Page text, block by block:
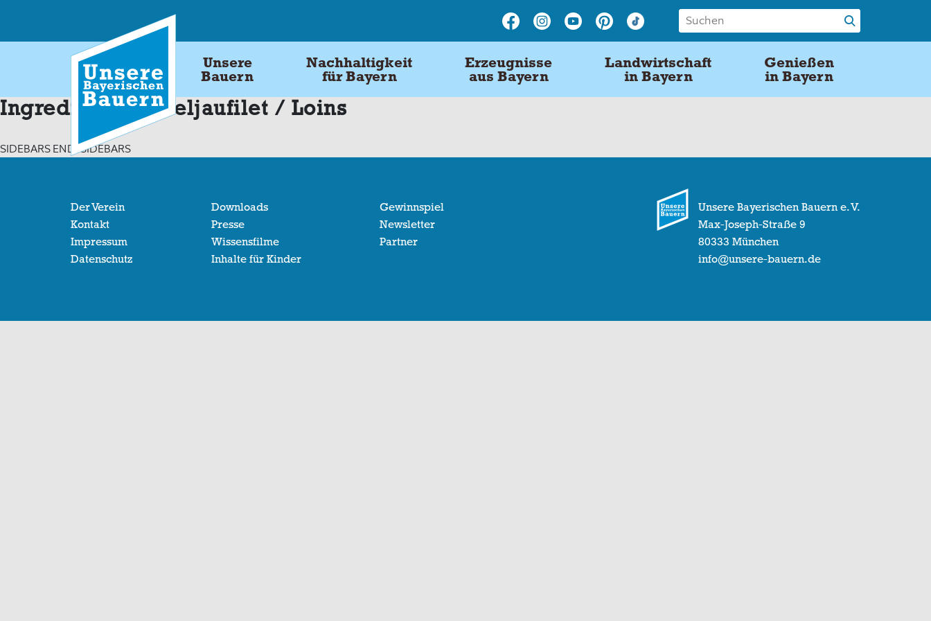
content
Unsere
Bauern
Nachhaltigkeit
für Bayern
Erzeugnisse
aus Bayern
Landwirtschaft
in Bayern
Genießen
in Bayern
Ingredients:Kabeljaufilet / Loins
SIDEBARS END: SIDEBARS
Der Verein
Kontakt
Impressum
Datenschutz
Downloads
Presse
Wissensfilme
Inhalte für Kinder
Gewinnspiel
Newsletter
Partner
Unsere Bayerischen Bauern e. V.
Max-Joseph-Straße 9
80333 München
info@unsere-bauern.de